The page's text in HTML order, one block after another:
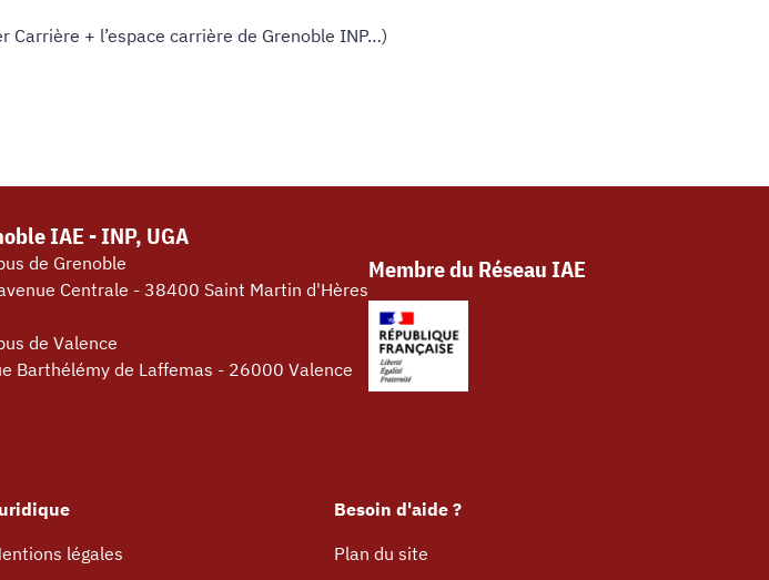
+ l’espace carrière de Grenoble INP…)
IAE - INP, UGA
de Grenoble
Centrale - 38400 Saint Martin d'Hères
de Valence
Barthélémy de Laffemas - 26000 Valence
Membre du Réseau IAE
légales
Besoin d'aide ?
Plan du site